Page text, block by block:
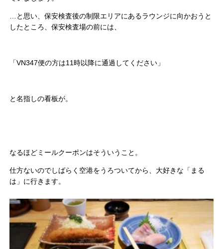
…と思い、保安検査後の制限エリアにあるラウンジに向かおうと
したところ、保安検査場の前には、
「VN347便の方は11時以降に通過してください」
と名指しの看板が。
なるほどミールクーポンはそういうこと。
仕方ないのでしばらく空港をうろついてから、大好きな「まる
は」に行きます。